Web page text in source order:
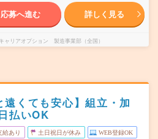
応募へ進む 詳しく見る
ャリアオプション 製造事業部（全国）
遠くても安心】組立・加
払いOK
給あり 土日祝日が休み WEB登録OK